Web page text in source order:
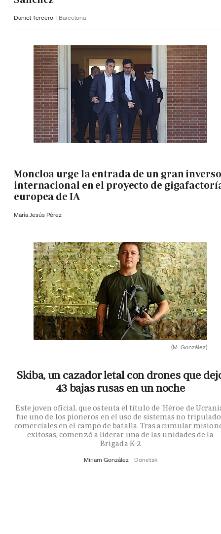
Daniel Tercero Barcelona
Moncloa urge la entrada de un gran
internacional en el proyecto de
europea de IA
María Jesús Pérez
(M. González)
Skiba, un cazador letal con drones que
43 bajas rusas en un noche
Este joven oficial, que ostenta el título de 'Héroe de
fue uno de los pioneros en el uso de sistemas no
comerciales en el campo de batalla. Tras acumular
exitosas, comenzó a liderar una de las unidades de la
Brigada K-2
Miriam González Donetsk